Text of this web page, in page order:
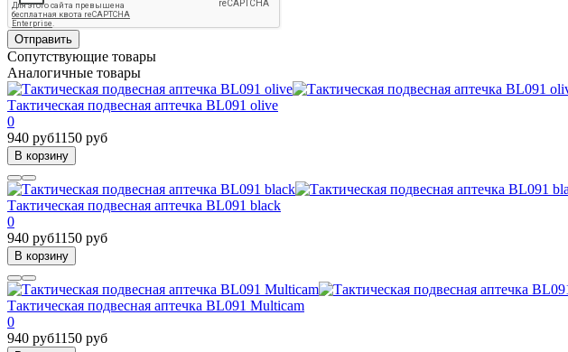
Отправить
Сопутствующие товары
Аналогичные товары
Тактическая подвесная аптечка BL091 olive
0
940 руб1150 руб
В корзину
Тактическая подвесная аптечка BL091 black
0
940 руб1150 руб
В корзину
Тактическая подвесная аптечка BL091 Multicam
0
940 руб1150 руб